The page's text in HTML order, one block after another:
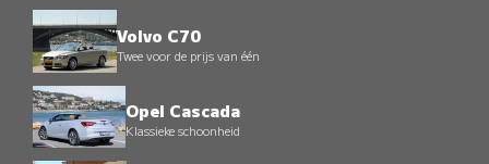
Volvo C70
Twee voor de prijs van één
Opel Cascada
Klassieke schoonheid